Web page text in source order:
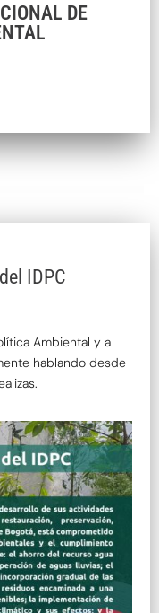
DE
IDPC
Ambiental y a
hablando desde